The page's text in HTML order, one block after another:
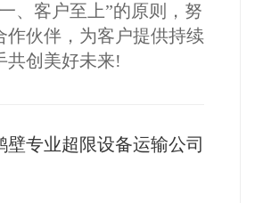
、客户至上”的原则，努
作伙伴，为客户提供持续
共创美好未来!
壁专业超限设备运输公司